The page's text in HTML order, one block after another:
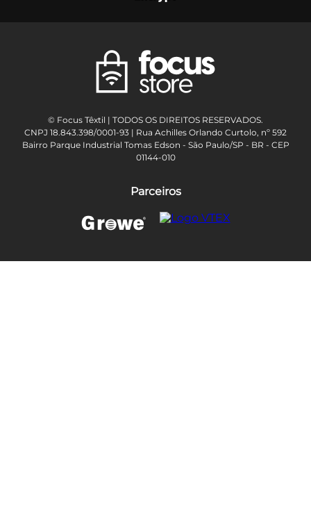
© Focus Têxtil | TODOS OS DIREITOS RESERVADOS.
CNPJ 18.843.398/0001-93 | Rua Achilles Orlando Curtolo, nº 592
Bairro Parque Industrial Tomas Edson - São Paulo/SP - BR - CEP
01144-010
Parceiros